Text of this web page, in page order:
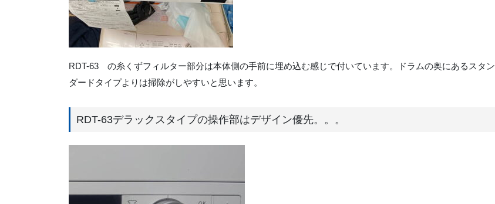
RDT-63 の糸くずフィルター部分は本体側の手前に埋め込む感じで付いています。ドラムの奥にあるスタン
ダードタイプよりは掃除がしやすいと思います。
RDT-63デラックスタイプの操作部はデザイン優先。。。